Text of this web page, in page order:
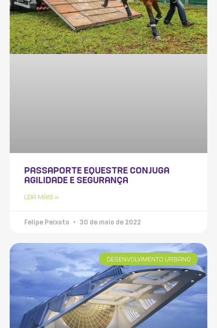
PASSAPORTE EQUESTRE CONJUGA
AGILIDADE E SEGURANÇA
LEIA MAIS »
Felipe Peixoto 30 de maio de 2022
DESENVOLVIMENTO URBANO